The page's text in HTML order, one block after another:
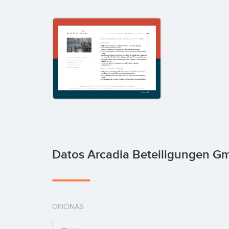
Datos Arcadia Beteiligungen
OFICINAS